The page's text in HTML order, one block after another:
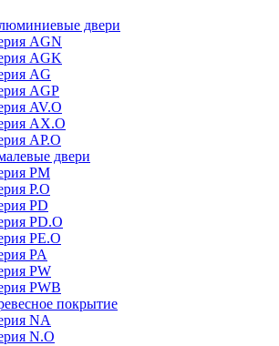
двери
AGN
AGK
AG
AGP
AV.O
AX.O
AP.O
двери
PM
P.O
PD
PD.O
PE.O
PA
PW
PWB
покрытие
NA
N.O